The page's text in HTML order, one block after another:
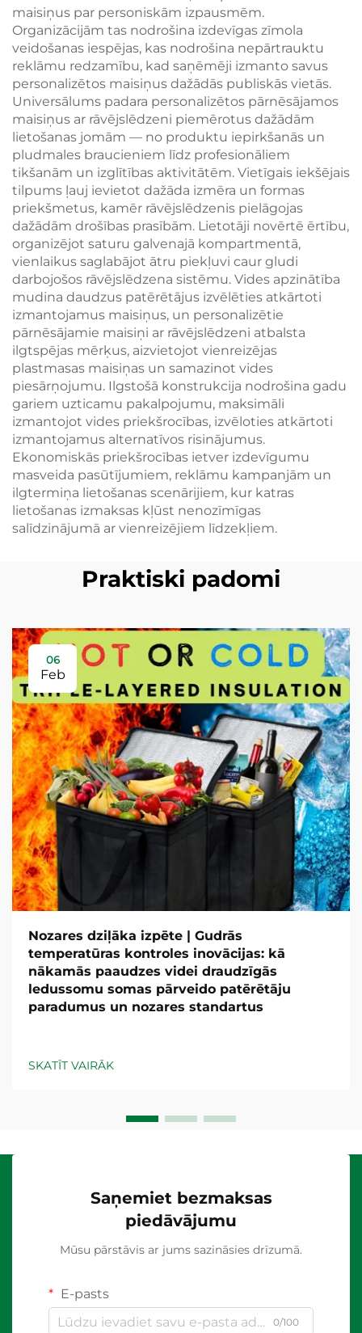
maisiņus par personiskām izpausmēm.
Organizācijām tas nodrošina izdevīgas zīmola
veidošanas iespējas, kas nodrošina nepārtrauktu
reklāmu redzamību, kad saņēmēji izmanto savus
personalizētos maisiņus dažādās publiskās vietās.
Universālums padara personalizētos pārnēsājamos
maisiņus ar rāvējslēdzeni piemērotus dažādām
lietošanas jomām — no produktu iepirkšanās un
pludmales braucieniem līdz profesionāliem
tikšanām un izglītības aktivitātēm. Vietīgais iekšējais
tilpums ļauj ievietot dažāda izmēra un formas
priekšmetus, kamēr rāvējslēdzenis pielāgojas
dažādām drošības prasībām. Lietotāji novērtē ērtību,
organizējot saturu galvenajā kompartmentā,
vienlaikus saglabājot ātru piekļuvi caur gludi
darbojošos rāvējslēdzena sistēmu. Vides apzinātība
mudina daudzus patērētājus izvēlēties atkārtoti
izmantojamus maisiņus, un personalizētie
pārnēsājamie maisiņi ar rāvējslēdzeni atbalsta
ilgtspējas mērķus, aizvietojot vienreizējas
plastmasas maisiņas un samazinot vides
piesārņojumu. Ilgstošā konstrukcija nodrošina gadu
gariem uzticamu pakalpojumu, maksimāli
izmantojot vides priekšrocības, izvēloties atkārtoti
izmantojamus alternatīvos risinājumus.
Ekonomiskās priekšrocības ietver izdevīgumu
masveida pasūtījumiem, reklāmu kampanjām un
ilgtermiņa lietošanas scenārijiem, kur katras
lietošanas izmaksas kļūst nenozīmīgas
salīdzinājumā ar vienreizējiem līdzekļiem.
Praktiski padomi
06
Feb
Nozares dziļāka izpēte | Gudrās
temperatūras kontroles inovācijas: kā
nākamās paaudzes videi draudzīgās
ledussomu somas pārveido patērētāju
paradumus un nozares standartus
SKATĪT VAIRĀK
Saņemiet bezmaksas
piedāvājumu
Mūsu pārstāvis ar jums sazināsies drīzumā.
E-pasts
0/100